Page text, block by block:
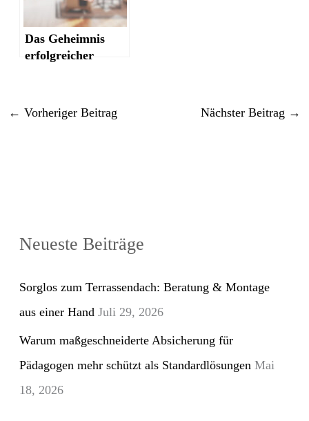
Das Geheimnis
erfolgreicher
← Vorheriger Beitrag Nächster Beitrag →
Neueste Beiträge
Sorglos zum Terrassendach: Beratung & Montage
aus einer Hand Juli 29, 2026
Warum maßgeschneiderte Absicherung für
Pädagogen mehr schützt als Standardlösungen Mai
18, 2026